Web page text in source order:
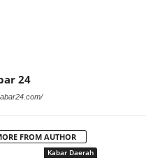
24
FROM AUTHOR
Kabar Daerah